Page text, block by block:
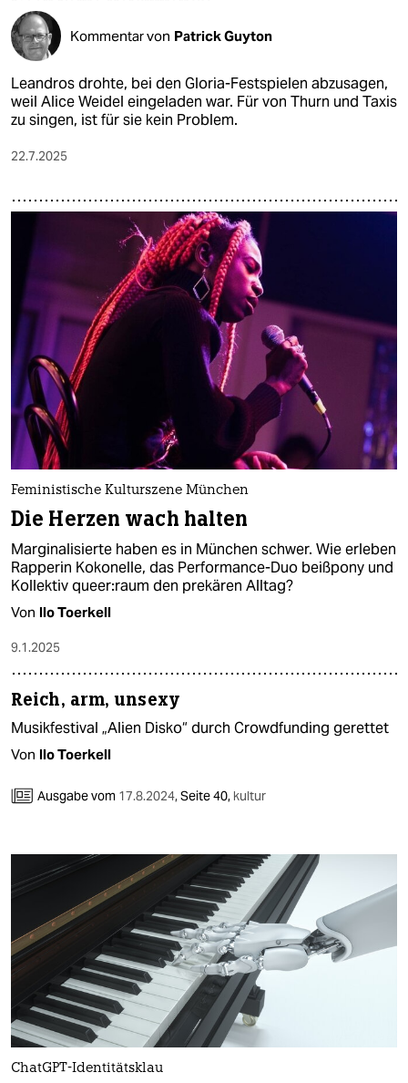
Kommentar von Patrick Guyton
Leandros drohte, bei den Gloria-Festspielen abzusagen,
weil Alice Weidel eingeladen war. Für von Thurn und Taxis
zu singen, ist für sie kein Problem.
22.7.2025
Feministische Kulturszene München
Die Herzen wach halten
Marginalisierte haben es in München schwer. Wie erleben
Rapperin Kokonelle, das Performance-Duo beißpony und
Kollektiv queer:­raum den prekären Alltag?
Von Ilo Toerkell
9.1.2025
Reich, arm, unsexy
Musikfestival „Alien Disko“ durch Crowd­funding gerettet
Von Ilo Toerkell
Ausgabe vom 17.8.2024,Seite 40, kultur
ChatGPT-Identitätsklau